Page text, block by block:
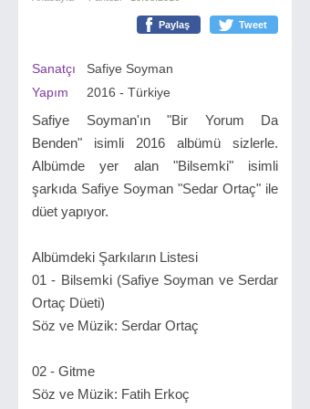
Paylaş Tweet
Sanatçı
Safiye Soyman
Yapım
2016 - Türkiye
Safiye Soyman'ın "Bir Yorum Da
Benden" isimli 2016 albümü sizlerle.
Albümde yer alan "Bilsemki" isimli
şarkıda Safiye Soyman "Sedar Ortaç" ile
düet yapıyor.
Albümdeki Şarkıların Listesi
01 - Bilsemki (Safiye Soyman ve Serdar
Ortaç Düeti)
Söz ve Müzik: Serdar Ortaç
02 - Gitme
Söz ve Müzik: Fatih Erkoç